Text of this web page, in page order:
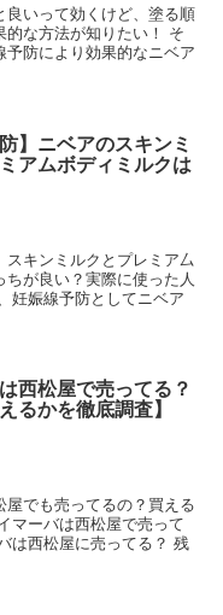
いって効くけど、塗る順
な方法が知りたい！ そ
防により効果的なニベア
】ニベアのスキンミ
アムボディミルクは
キンミルクとプレミア厶
が良い？実際に使った人
妊娠線予防としてニベア
西松屋で売ってる？
るかを徹底調査】
でも売ってるの？買える
マーバは西松屋で売って
は西松屋に売ってる？ 残